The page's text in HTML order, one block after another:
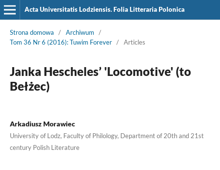
Acta Universitatis Lodziensis. Folia Litteraria Polonica
Strona domowa / Archiwum
/
Tom 36 Nr 6 (2016): Tuwim Forever / Articles
Janka Hescheles’ 'Locomotive' (to
Bełżec)
Arkadiusz Morawiec
University of Lodz, Faculty of Philology, Department of 20th and 21st
century Polish Literature